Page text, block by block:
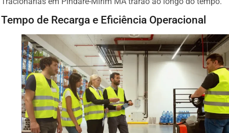
Tempo de Recarga e Eficiência Operacional